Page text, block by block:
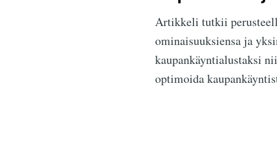
Artikkeli tutkii
ominaisuuksiensa ja
kaupankäyntialustaksi
optimoida